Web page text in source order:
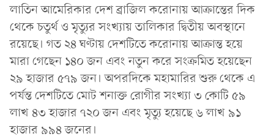
লাতিন আমেরিকার দেশ ব্রাজিল করোনায় আক্রান্তের দিক
থেকে চতুর্থ ও মৃত্যুর সংখ্যায় তালিকার দ্বিতীয় অবস্থানে
রয়েছে। গত ২৪ ঘণ্টায় দেশটিতে করোনায় আক্রান্ত হয়ে
মারা গেছেন ১৪০ জন এবং নতুন করে সংক্রমিত হয়েছেন
২৯ হাজার ৫৭৯ জন। অপরদিকে মহামারির শুরু থেকে এ
পর্যন্ত দেশটিতে মোট শনাক্ত রোগীর সংখ্যা ৩ কোটি ৫৯
লাখ ৪৩ হাজার ৭২০ জন এবং মৃত্যু হয়েছে ৬ লাখ ৯১
হাজার ৯৯৪ জনের।